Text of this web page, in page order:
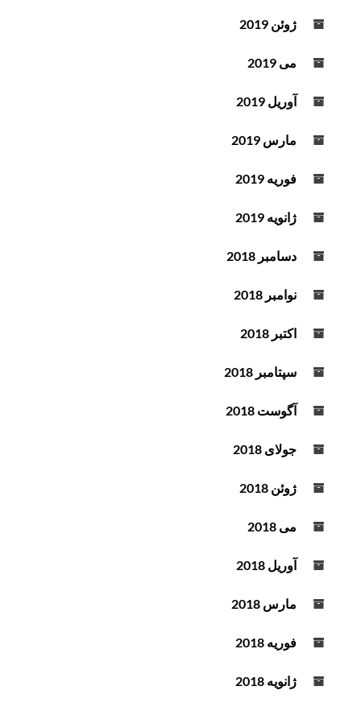
ژوئن 2019
می 2019
آوریل 2019
مارس 2019
فوریه 2019
ژانویه 2019
دسامبر 2018
نوامبر 2018
اکتبر 2018
سپتامبر 2018
آگوست 2018
جولای 2018
ژوئن 2018
می 2018
آوریل 2018
مارس 2018
فوریه 2018
ژانویه 2018